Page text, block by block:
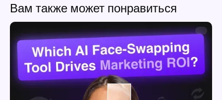
Вам также может понравиться